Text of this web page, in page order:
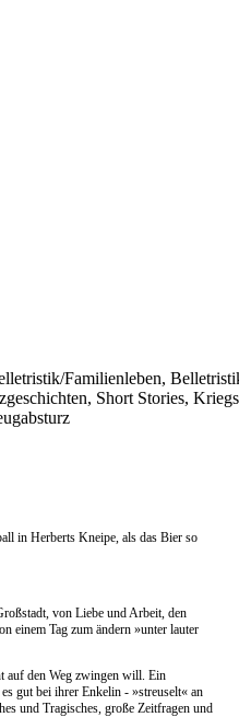
Familienleben,
Short Stories,
in Herberts Kneipe, als das Bier so
von Liebe und Arbeit, den
einem Tag zum ändern »unter lauter
auf den Weg zwingen will. Ein
gut bei ihrer Enkelin - »streuselt« an
und Tragisches, große Zeitfragen und